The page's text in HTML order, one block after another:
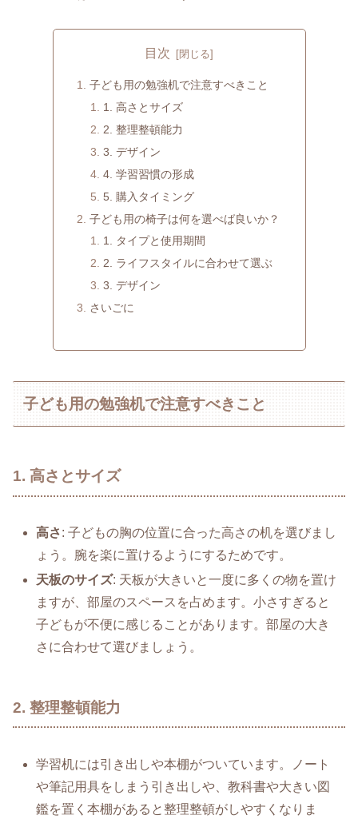
目次
子ども用の勉強机で注意すべきこと
1. 高さとサイズ
2. 整理整頓能力
3. デザイン
4. 学習習慣の形成
5. 購入タイミング
子ども用の椅子は何を選べば良いか？
1. タイプと使用期間
2. ライフスタイルに合わせて選ぶ
3. デザイン
さいごに
子ども用の勉強机で注意すべきこと
1. 高さとサイズ
高さ: 子どもの胸の位置に合った高さの机を選びまし
ょう。腕を楽に置けるようにするためです。
天板のサイズ: 天板が大きいと一度に多くの物を置け
ますが、部屋のスペースを占めます。小さすぎると
子どもが不便に感じることがあります。部屋の大き
さに合わせて選びましょう。
2. 整理整頓能力
学習机には引き出しや本棚がついています。ノート
や筆記用具をしまう引き出しや、教科書や大きい図
鑑を置く本棚があると整理整頓がしやすくなりま